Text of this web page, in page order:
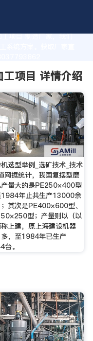
项目 制造厂家，我们
系统方案。获取厂家直
项目 详情介绍
选型举例_选矿技术_技术
网据统计，我国复摆型磨
产量大的是PE250×400型
1984年止共生产13000余
其次是PE400×600型、
型；产量则以（以
上建，原上海建设机器
，至1984年已生产
台。